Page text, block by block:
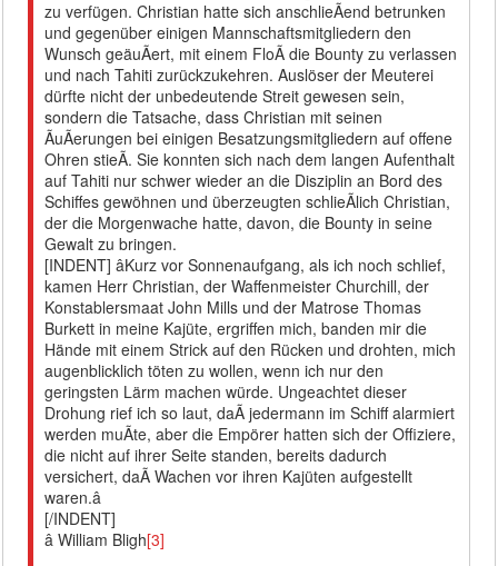
zu verfügen. Christian hatte sich anschlieÃend betrunken
und gegenüber einigen Mannschaftsmitgliedern den
Wunsch geäuÃert, mit einem FloÃ die Bounty zu verlassen
und nach Tahiti zurückzukehren. Auslöser der Meuterei
dürfte nicht der unbedeutende Streit gewesen sein,
sondern die Tatsache, dass Christian mit seinen
ÃuÃerungen bei einigen Besatzungsmitgliedern auf offene
Ohren stieÃ. Sie konnten sich nach dem langen Aufenthalt
auf Tahiti nur schwer wieder an die Disziplin an Bord des
Schiffes gewöhnen und überzeugten schlieÃlich Christian,
der die Morgenwache hatte, davon, die Bounty in seine
Gewalt zu bringen.
[INDENT] âKurz vor Sonnenaufgang, als ich noch schlief,
kamen Herr Christian, der Waffenmeister Churchill, der
Konstablersmaat John Mills und der Matrose Thomas
Burkett in meine Kajüte, ergriffen mich, banden mir die
Hände mit einem Strick auf den Rücken und drohten, mich
augenblicklich töten zu wollen, wenn ich nur den
geringsten Lärm machen würde. Ungeachtet dieser
Drohung rief ich so laut, daÃ jedermann im Schiff alarmiert
werden muÃte, aber die Empörer hatten sich der Offiziere,
die nicht auf ihrer Seite standen, bereits dadurch
versichert, daÃ Wachen vor ihren Kajüten aufgestellt
waren.â
[/INDENT]
â William Bligh[3]